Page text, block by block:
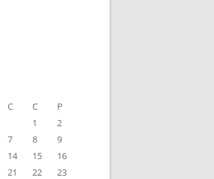
C C
P
1
2
7 8
9
14 15
16
21 22
23